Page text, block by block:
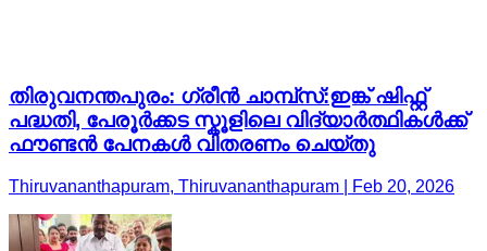
തിരുവനന്തപുരം: ഗ്രീന്‍ ചാമ്പ്സ്:ഇങ്ക് ഷിഫ്റ്റ്
പദ്ധതി, പേരൂർക്കട സ്കൂളിലെ വിദ്യാർത്ഥികൾക്ക്
ഫൗണ്ടന്‍ പേനകൾ വിതരണം ചെയ്തു
Thiruvananthapuram, Thiruvananthapuram | Feb 20, 2026